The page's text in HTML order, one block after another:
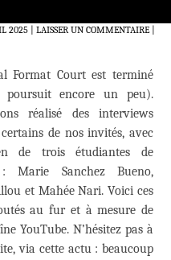
2025 LAISSER UN COMMENTAIRE|
Format Court est terminé
poursuit encore un peu).
réalisé des interviews
de nos invités, avec
de trois étudiantes de
: Marie Sanchez Bueno,
et Mahée Nari. Voici ces
au fur et à mesure de
YouTube. N’hésitez pas à
via cette actu : beaucoup